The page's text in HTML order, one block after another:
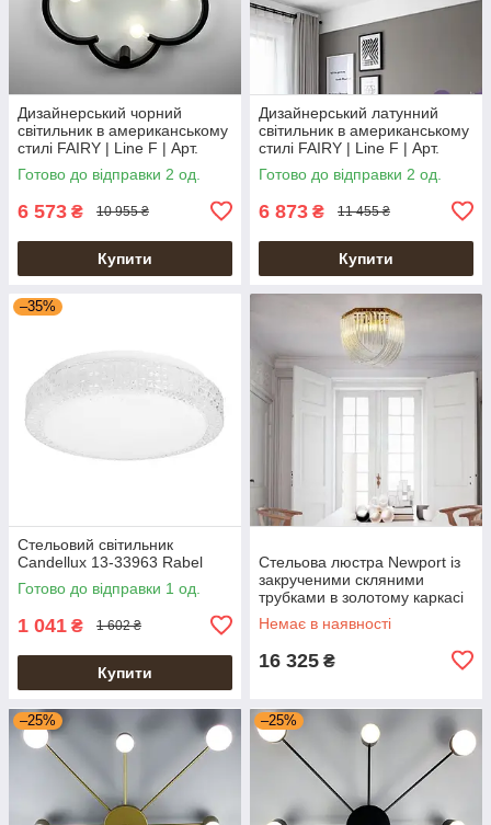
Дизайнерський чорний
світильник в американському
стилі FAIRY | Line F | Арт.
SC9/5 BK
Готово до відправки 2 од.
6 573 ₴ 10 955 ₴
Купити
Дизайнерський латунний
світильник в американському
стилі FAIRY | Line F | Арт.
SC9/5 AB
Готово до відправки 2 од.
6 873 ₴ 11 455 ₴
Купити
–35%
Стельовий світильник
Candellux 13-33963 Rabel
Готово до відправки 1 од.
1 041 ₴ 1 602 ₴
Купити
Стельова люстра Newport із
закрученими скляними
трубками в золотому каркасі
Ø 50 см | Line F | Арт. SA37-
500 C
Немає в наявності
16 325 ₴
–25% –25%